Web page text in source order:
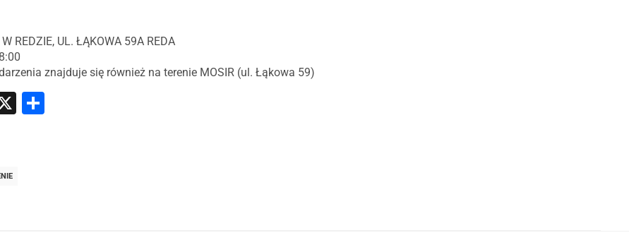
REDZIE, UL. ŁĄKOWA 59A REDA
znajduje się również na terenie MOSIR (ul. Łąkowa 59)
X